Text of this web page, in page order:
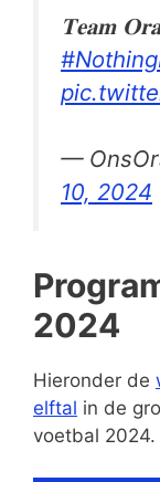
𝐓𝐞𝐚𝐦
—
10, 2024
2024
Hieronder de
elftal in de
voetbal 2024.